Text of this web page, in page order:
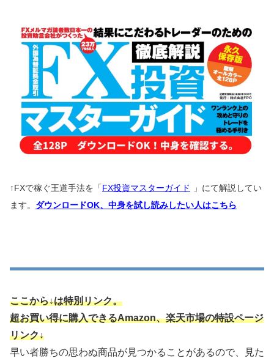
↑FXで稼ぐ王道手法を「FX投資マスターガイド
」にて解説してい
ます。 ダウンロードOK、中身を試し読みしたい人はこちら
ここから↓は特別リンク。
超お買い得に購入できるAmazon、楽天市場の特設ページ
リンク↓
早い者勝ちの思わぬ商品が見つかることがあるので、見た